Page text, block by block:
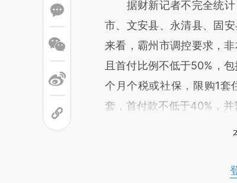
据财新记者不完全统计
市、文安县、永清县、固
来看，霸州市调控要求，
且首付比例不低于50%，
个月个税或社保，限购1套
套，首付款不低于40%，并